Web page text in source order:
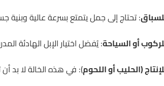
: تحتاج إلى جمل يتمتع بسرعة عالية وبنية
أو السياحة: يُفضل اختيار الإبل الهادئة
(الحليب أو اللحوم): في هذه الخالة لا بد أن